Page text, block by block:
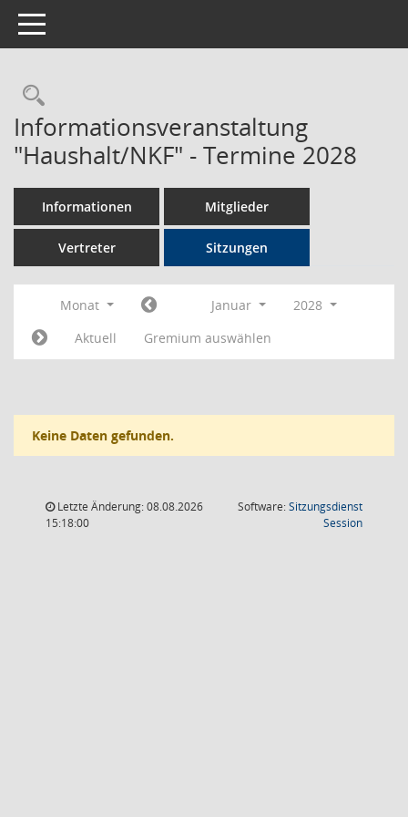
Toggle navigation
Rechercheauswahl
Informationsveranstaltung
"Haushalt/NKF" - Termine 2028
Informationen Mitglieder
Vertreter Sitzungen
Monat Januar
2028
Aktuell
Gremium auswählen
Keine Daten gefunden.
Letzte Änderung: 08.08.2026
15:18:00
Software:Sitzungsdienst
Session(Wird in